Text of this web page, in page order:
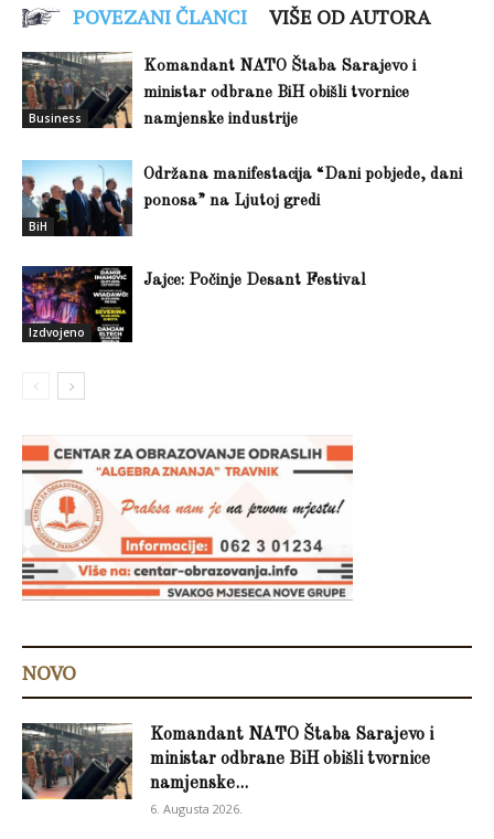
POVEZANI ČLANCI VIŠE OD AUTORA
Business
Komandant NATO Štaba Sarajevo i
ministar odbrane BiH obišli tvornice
namjenske industrije
BiH
Održana manifestacija “Dani pobjede, dani
ponosa” na Ljutoj gredi
Izdvojeno
Jajce: Počinje Desant Festival
NOVO
Komandant NATO Štaba Sarajevo i
ministar odbrane BiH obišli tvornice
namjenske...
6. Augusta 2026.